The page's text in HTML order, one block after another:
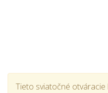
Tieto sviatočné otváracie